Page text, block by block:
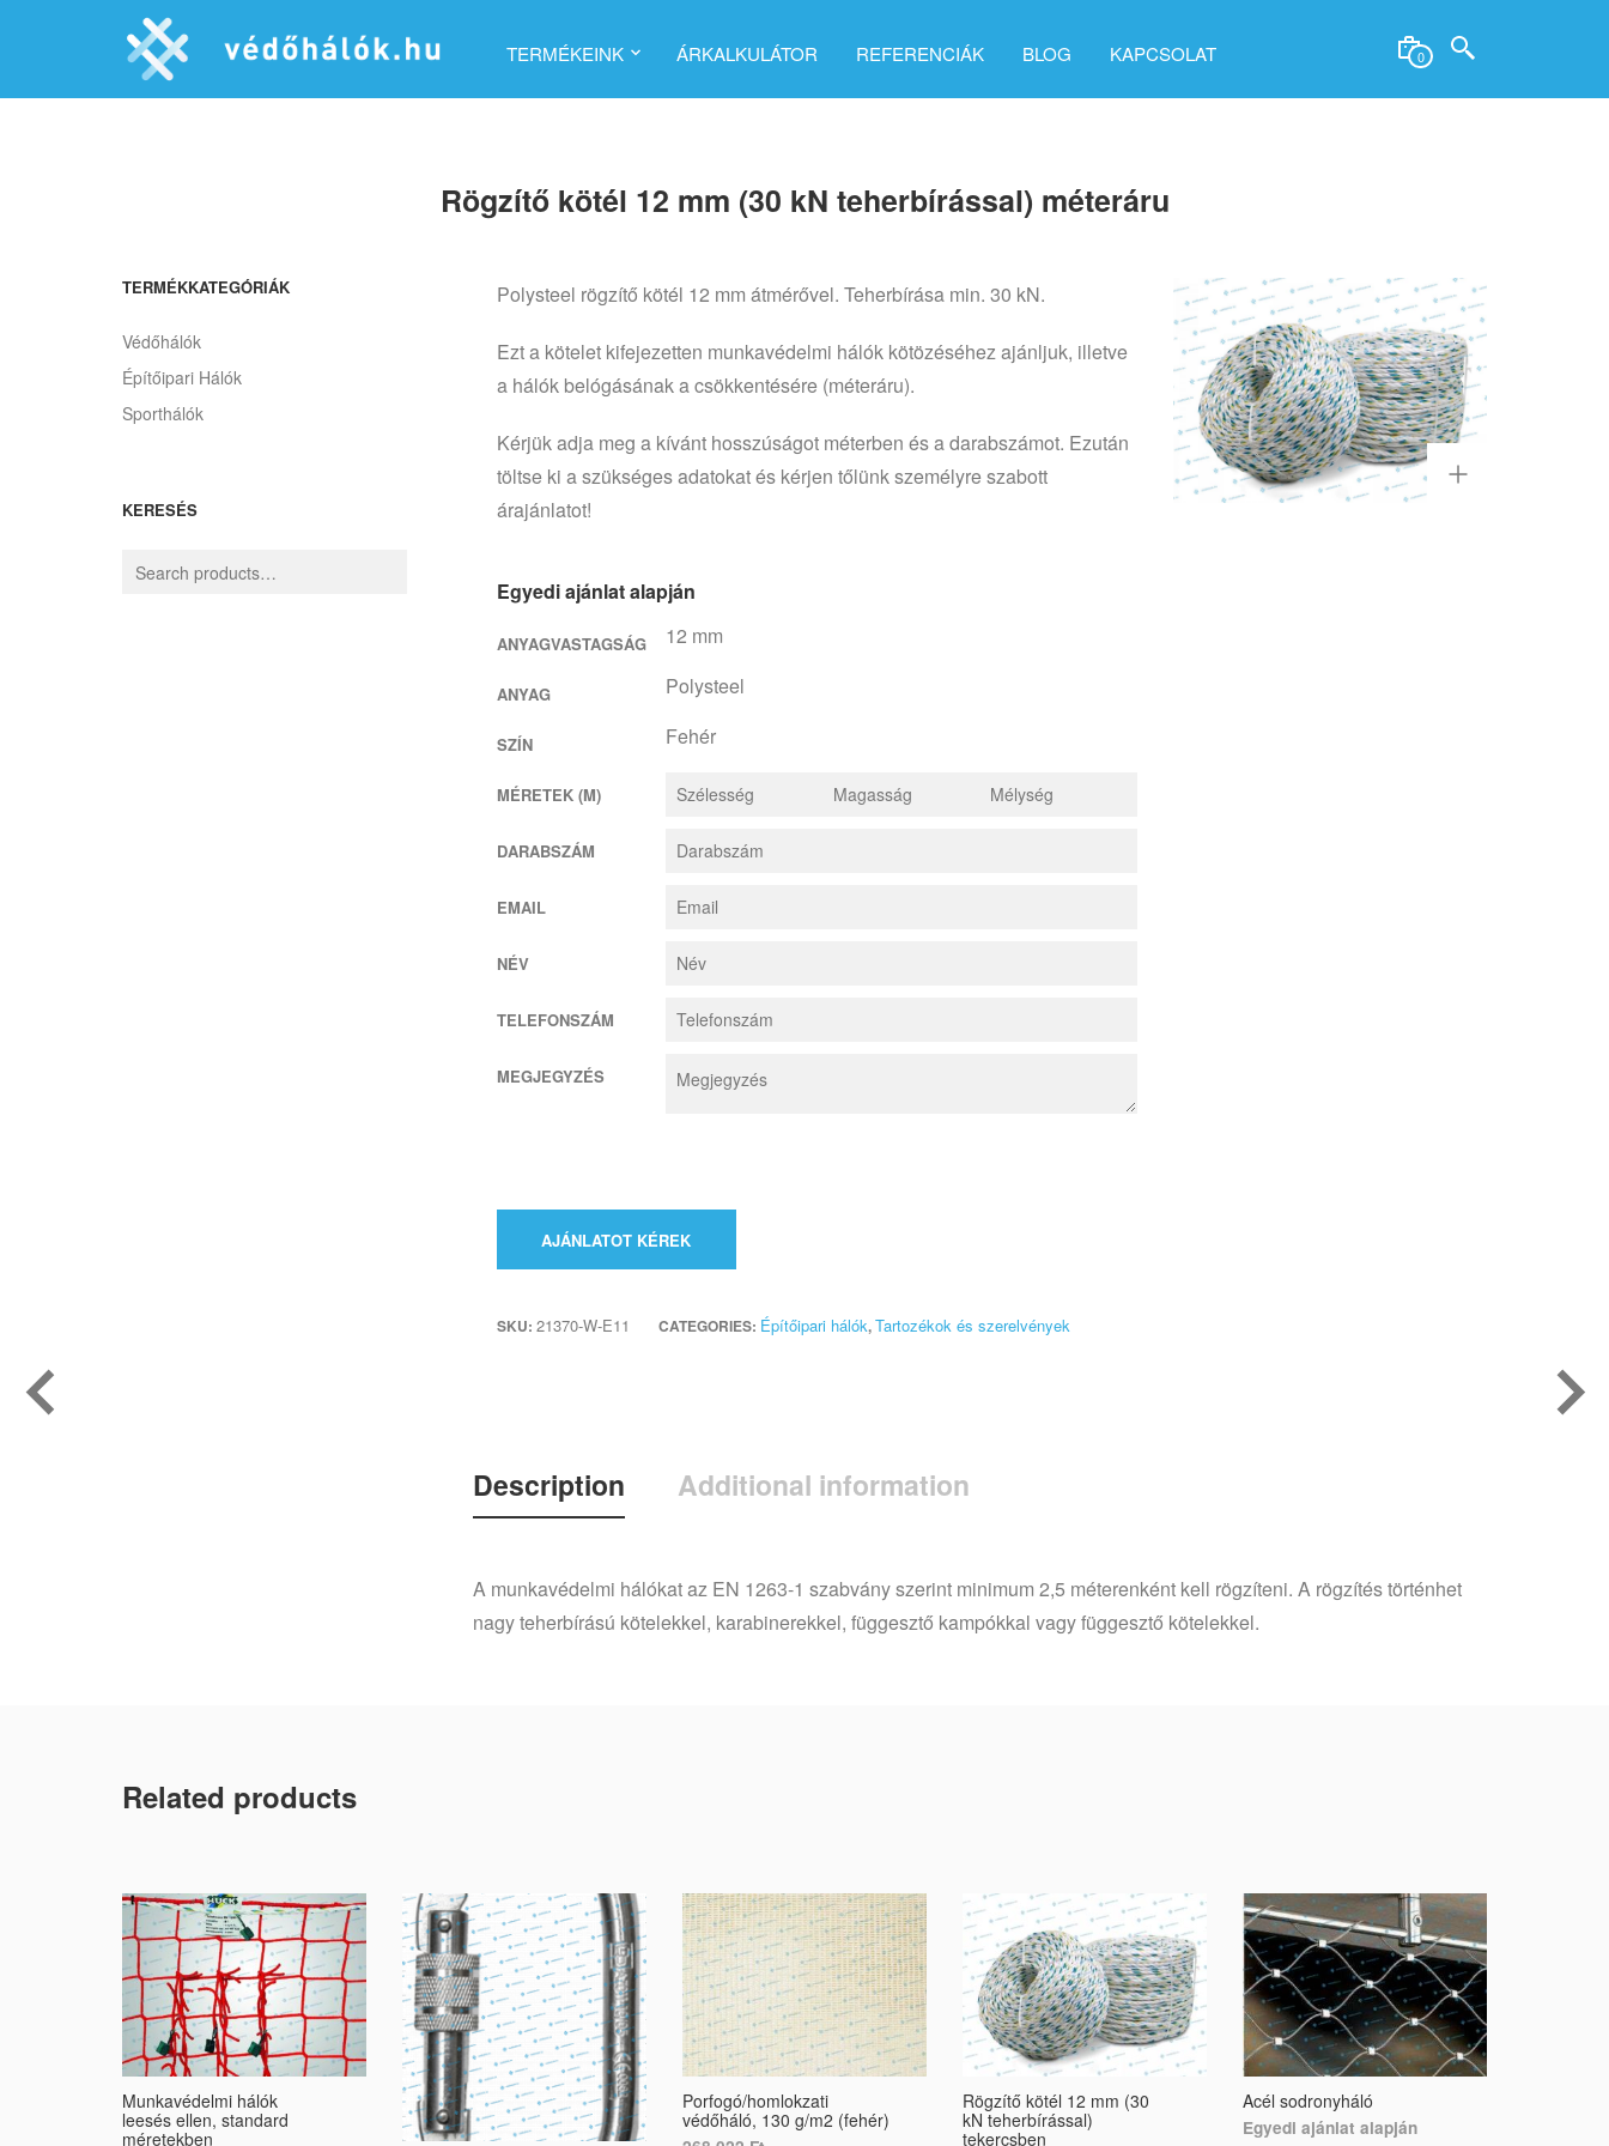
TERMÉKEINK ÁRKALKULÁTOR REFERENCIÁK BLOG KAPCSOLAT 0
Rögzítő kötél 12 mm (30 kN teherbírással) méteráru
TERMÉKKATEGÓRIÁK
Védőhálók
Építőipari Hálók
Sporthálók
KERESÉS
Polysteel rögzítő kötél 12 mm átmérővel. Teherbírása min. 30 kN.
Ezt a kötelet kifejezetten munkavédelmi hálók kötözéséhez ajánljuk, illetve
a hálók belógásának a csökkentésére (méteráru).
Kérjük adja meg a kívánt hosszúságot méterben és a darabszámot. Ezután
töltse ki a szükséges adatokat és kérjen tőlünk személyre szabott
árajánlatot!
Egyedi ajánlat alapján
ANYAGVASTAGSÁG 12 mm
ANYAG Polysteel
SZÍN Fehér
MÉRETEK (M)
DARABSZÁM
EMAIL
NÉV
TELEFONSZÁM
MEGJEGYZÉS
AJÁNLATOT KÉREK
SKU: 21370-W-E11 CATEGORIES: Építőipari hálók,Tartozékok és szerelvények
Description Additional information
A munkavédelmi hálókat az EN 1263-1 szabvány szerint minimum 2,5 méterenként kell rögzíteni. A rögzítés történhet
nagy teherbírású kötelekkel, karabinerekkel, függesztő kampókkal vagy függesztő kötelekkel.
Related products
Munkavédelmi hálók
leesés ellen, standard
méretekben
Porfogó/homlokzati
védőháló, 130 g/m2 (fehér)
Rögzítő kötél 12 mm (30
kN teherbírással)
tekercsben
Acél sodronyháló
Egyedi ajánlat alapján